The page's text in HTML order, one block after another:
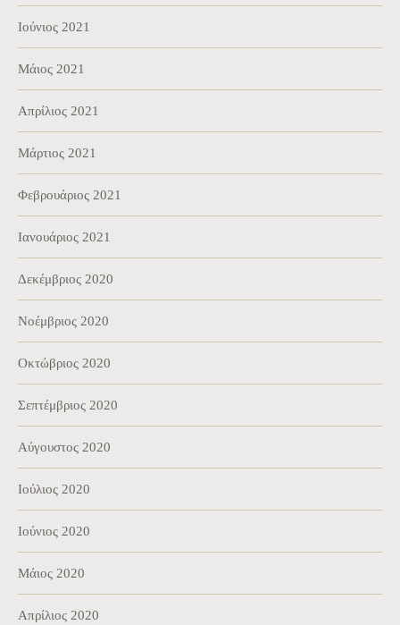
Ιούνιος 2021
Μάιος 2021
Απρίλιος 2021
Μάρτιος 2021
Φεβρουάριος 2021
Ιανουάριος 2021
Δεκέμβριος 2020
Νοέμβριος 2020
Οκτώβριος 2020
Σεπτέμβριος 2020
Αύγουστος 2020
Ιούλιος 2020
Ιούνιος 2020
Μάιος 2020
Απρίλιος 2020